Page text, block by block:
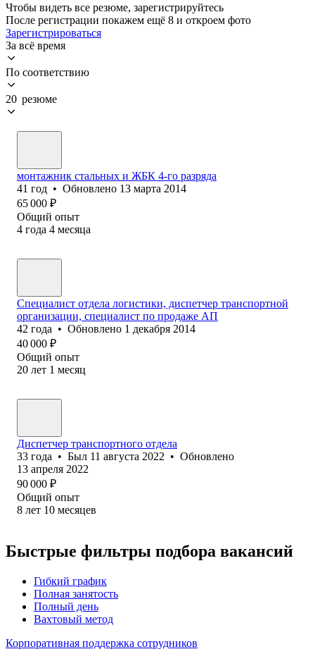
Чтобы видеть все резюме, зарегистрируйтесь
После регистрации покажем ещё 8 и откроем фото
Зарегистрироваться
За всё время
По соответствию
20 резюме
монтажник стальных и ЖБК 4-го разряда
41 год • Обновлено 13 марта 2014
65 000 ₽
Общий опыт
4 года 4 месяца
Специалист отдела логистики, диспетчер транспортной
организации, специалист по продаже АП
42 года • Обновлено 1 декабря 2014
40 000 ₽
Общий опыт
20 лет 1 месяц
Диспетчер транспортного отдела
33 года • Был 11 августа 2022 • Обновлено
13 апреля 2022
90 000 ₽
Общий опыт
8 лет 10 месяцев
Быстрые фильтры подбора вакансий
Гибкий график
Полная занятость
Полный день
Вахтовый метод
Корпоративная поддержка сотрудников